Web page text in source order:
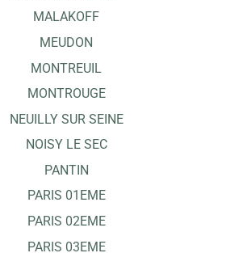
MALAKOFF
MEUDON
MONTREUIL
MONTROUGE
NEUILLY SUR SEINE
NOISY LE SEC
PANTIN
PARIS 01EME
PARIS 02EME
PARIS 03EME